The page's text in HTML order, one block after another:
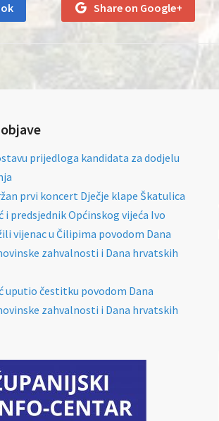
Share on Google+
prijedloga kandidata za dodjelu
prvi koncert Dječje klape Škatulica
i predsjednik Općinskog vijeća Ivo
vijenac u Čilipima povodom Dana
zahvalnosti i Dana hrvatskih
uputio čestitku povodom Dana
zahvalnosti i Dana hrvatskih